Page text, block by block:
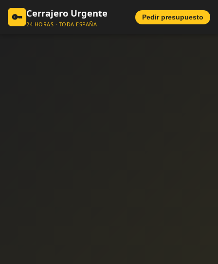
🔑 Cerrajero Urgente
24 HORAS · TODA ESPAÑA
Pedir presupuesto